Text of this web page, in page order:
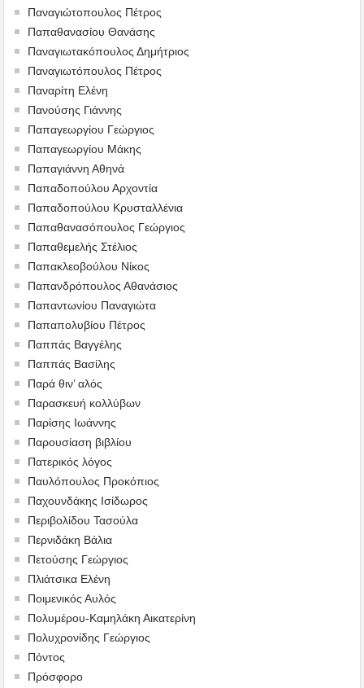
Παναγιώτοπουλος Πέτρος
Παπαθανασίου Θανάσης
Παναγιωτακόπουλος Δημήτριος
Παναγιωτόπουλος Πέτρος
Παναρίτη Ελένη
Πανούσης Γιάννης
Παπαγεωργίου Γεώργιος
Παπαγεωργίου Μάκης
Παπαγιάννη Αθηνά
Παπαδοπούλου Αρχοντία
Παπαδοπούλου Κρυσταλλένια
Παπαθανασόπουλος Γεώργιος
Παπαθεμελής Στέλιος
Παπακλεοβούλου Νίκος
Παπανδρόπουλος Αθανάσιος
Παπαντωνίου Παναγιώτα
Παπαπολυβίου Πέτρος
Παππάς Βαγγέλης
Παππάς Βασίλης
Παρά θιν’ αλός
Παρασκευή κολλύβων
Παρίσης Ιωάννης
Παρουσίαση βιβλίου
Πατερικός λόγος
Παυλόπουλος Προκόπιος
Παχουνδάκης Ισίδωρος
Περιβολίδου Τασούλα
Περνιδάκη Βάλια
Πετούσης Γεώργιος
Πλιάτσικα Ελένη
Ποιμενικός Αυλός
Πολυμέρου-Καμηλάκη Αικατερίνη
Πολυχρονίδης Γεώργιος
Πόντος
Πρόσφορο